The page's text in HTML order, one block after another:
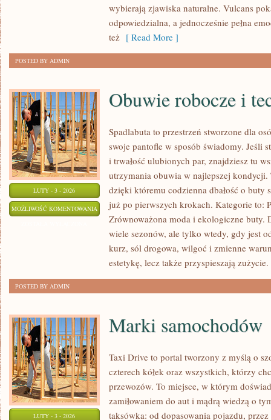
wybierają zjawiska naturalne. Vulcans
odpowiedzialna, a jednocześnie pełna
też [ Read More ]
POSTED BY ADMIN
LUTY - 3 - 2026
MOŻLIWOŚĆ KOMENTOWANIA OBUWIE
ROBOCZE
TECHNICZNE
Obuwie robocze i
Spadlabuta to przestrzeń stworzone dla
swoje pantofle w sposób świadomy. Jeśli
i trwałość ulubionych par, znajdziesz tu
utrzymania obuwia w najlepszej kondycji.
dzięki któremu codzienna dbałość o buty
już po pierwszych krokach. Kategorie to:
Zrównoważona moda i ekologiczne buty.
wiele sezonów, ale tylko wtedy, gdy jest
kurz, sól drogowa, wilgoć i zmienne
estetykę, lecz także przyspieszają
POSTED BY ADMIN
LUTY - 3 - 2026
Marki samochodów
Taxi Drive to portal tworzony z myślą o
czterech kółek oraz wszystkich, którzy
przewozów. To miejsce, w którym
zamiłowaniem do aut i mądrą wiedzą o
taksówka: od dopasowania pojazdu,